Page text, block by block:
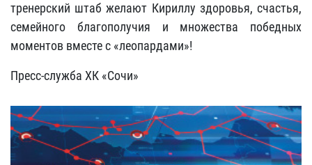
тренерский штаб желают Кириллу здоровья, счастья,
семейного благополучия и множества победных
моментов вместе с «леопардами»!
Пресс-служба ХК «Сочи»